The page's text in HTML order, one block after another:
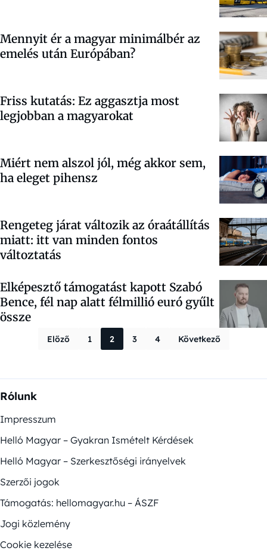
Mennyit ér a magyar minimálbér az
emelés után Európában?
Friss kutatás: Ez aggasztja most
legjobban a magyarokat
Miért nem alszol jól, még akkor sem,
ha eleget pihensz
Rengeteg járat változik az óraátállítás
miatt: itt van minden fontos
változtatás
Elképesztő támogatást kapott Szabó
Bence, fél nap alatt félmillió euró gyűlt
össze
Bejegyzések
Előző 1 2 3 4 Következő
Rólunk
Impresszum
Helló Magyar – Gyakran Ismételt Kérdések
Helló Magyar – Szerkesztőségi irányelvek
Szerzői jogok
Támogatás: hellomagyar.hu – ÁSZF
Jogi közlemény
Cookie kezelése